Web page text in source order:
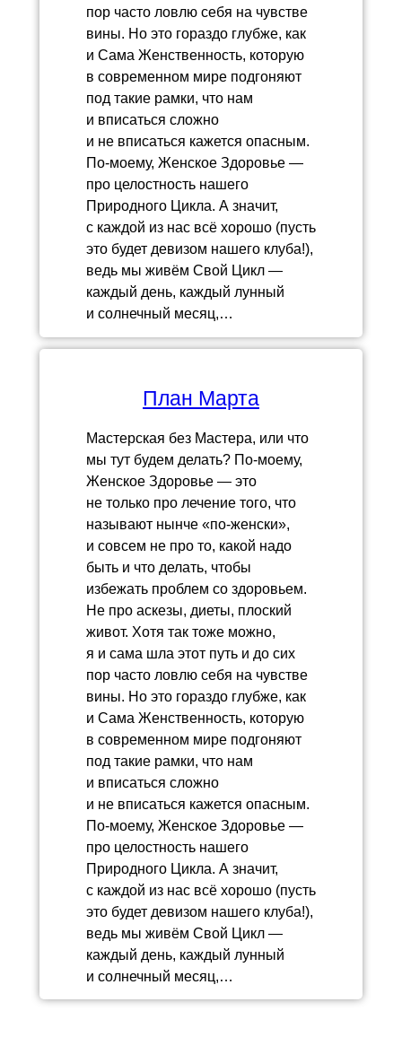
пор часто ловлю себя на чувстве
вины. Но это гораздо глубже, как
и Сама Женственность, которую
в современном мире подгоняют
под такие рамки, что нам
и вписаться сложно
и не вписаться кажется опасным.
По-моему, Женское Здоровье —
про целостность нашего
Природного Цикла. А значит,
с каждой из нас всё хорошо (пусть
это будет девизом нашего клуба!),
ведь мы живём Свой Цикл —
каждый день, каждый лунный
и солнечный месяц,…
План Марта
Мастерская без Мастера, или что
мы тут будем делать? По-моему,
Женское Здоровье — это
не только про лечение того, что
называют нынче «по-женски»,
и совсем не про то, какой надо
быть и что делать, чтобы
избежать проблем со здоровьем.
Не про аскезы, диеты, плоский
живот. Хотя так тоже можно,
я и сама шла этот путь и до сих
пор часто ловлю себя на чувстве
вины. Но это гораздо глубже, как
и Сама Женственность, которую
в современном мире подгоняют
под такие рамки, что нам
и вписаться сложно
и не вписаться кажется опасным.
По-моему, Женское Здоровье —
про целостность нашего
Природного Цикла. А значит,
с каждой из нас всё хорошо (пусть
это будет девизом нашего клуба!),
ведь мы живём Свой Цикл —
каждый день, каждый лунный
и солнечный месяц,…